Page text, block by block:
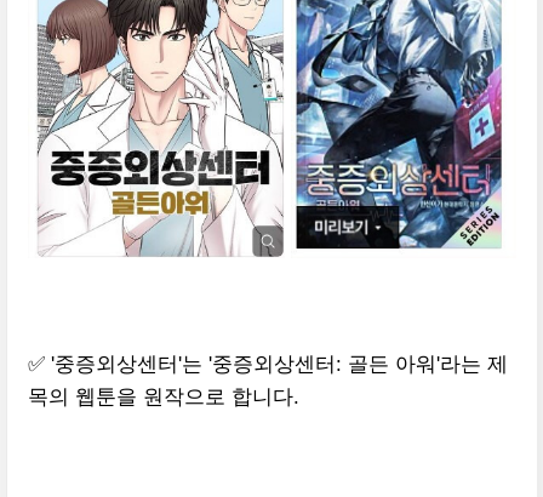
✅ '중증외상센터'는 '중증외상센터: 골든 아워'라는 제
목의 웹툰을 원작으로 합니다.